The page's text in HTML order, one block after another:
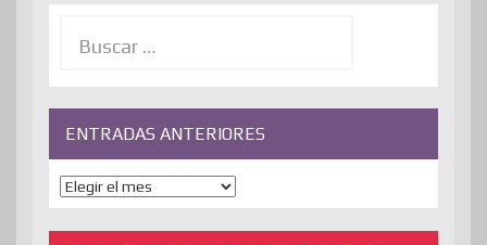
ENTRADAS ANTERIORES
ENTRADAS
ANTERIORES